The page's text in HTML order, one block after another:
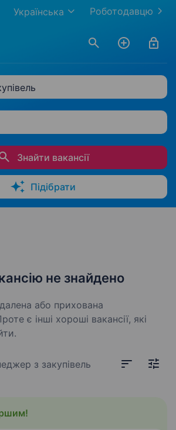
Роботодавцю
Українська
Знайти вакансії
Підібрати
не знайдено
або прихована
є інші хороші вакансії, які
з закупівель